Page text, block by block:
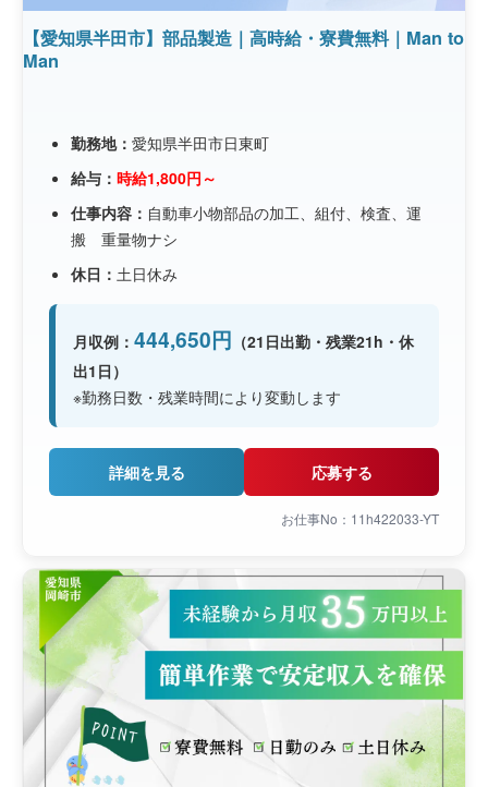
【愛知県半田市】部品製造｜高時給・寮費無料｜Man to
Man
勤務地： 愛知県半田市日東町
給与： 時給1,800円～
仕事内容： 自動車小物部品の加工、組付、検査、運
搬 重量物ナシ
休日： 土日休み
月収例： 444,650円 （21日出勤・残業21h・休
出1日）
※勤務日数・残業時間により変動します
詳細を見る 応募する
お仕事No：11h422033-YT